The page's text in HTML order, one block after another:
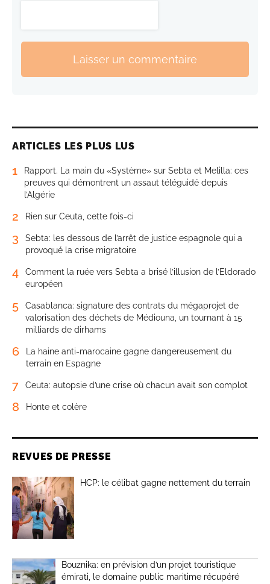
Laisser un commentaire
ARTICLES LES PLUS LUS
1
Rapport. La main du «Système» sur Sebta et Melilla: ces
preuves qui démontrent un assaut téléguidé depuis
l’Algérie
2 Rien sur Ceuta, cette fois-ci
3
Sebta: les dessous de l’arrêt de justice espagnole qui a
provoqué la crise migratoire
4
Comment la ruée vers Sebta a brisé l’illusion de l’Eldorado
européen
5
Casablanca: signature des contrats du mégaprojet de
valorisation des déchets de Médiouna, un tournant à 15
milliards de dirhams
6
La haine anti-marocaine gagne dangereusement du
terrain en Espagne
7 Ceuta: autopsie d’une crise où chacun avait son complot
8 Honte et colère
REVUES DE PRESSE
HCP: le célibat gagne nettement du terrain
Bouznika: en prévision d’un projet touristique
émirati, le domaine public maritime récupéré